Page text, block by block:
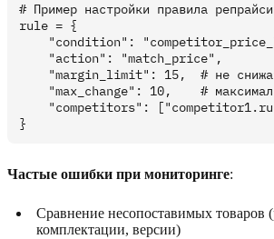
# Пример настройки правила
rule = {
"condition":
    "action": "match_price",
"margin_limit": 15,  # не
"max_change": 10,    #
"competitors":
Частые ошибки при мониторинге:
Сравнение несопоставимых товаров
комплектации, версии)